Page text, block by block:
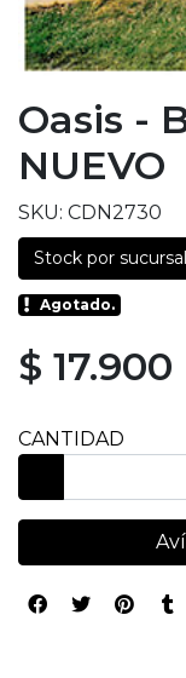
Oasis -
NUEVO
SKU: CDN2730
Stock por sucursal
Agotado.
$ 17.900
CANTIDAD